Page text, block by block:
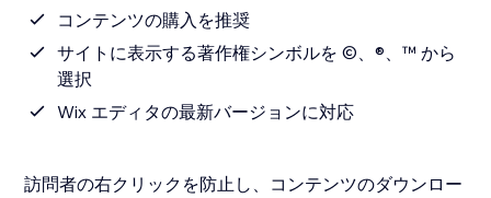
コンテンツの購入を推奨
サイトに表示する著作権シンボルを ©、®、™ から
選択
Wix エディタの最新バージョンに対応
訪問者の右クリックを防止し、コンテンツのダウンロー